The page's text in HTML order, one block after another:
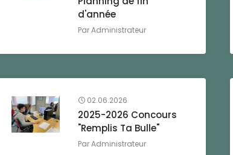
d'année
ParAdministrateur
02.06.2026
2025-2026 Concours
"Remplis Ta Bulle"
ParAdministrateur